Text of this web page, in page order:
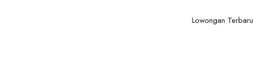
Lowongan Terbaru